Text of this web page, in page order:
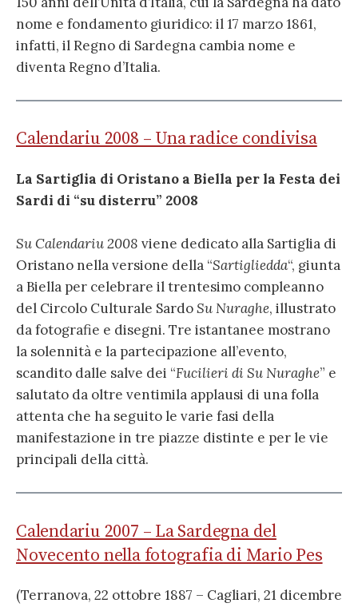
nome e fondamento giuridico: il 17 marzo 1861,
infatti, il Regno di Sardegna cambia nome e
diventa Regno d’Italia.
Calendariu 2008 – Una radice condivisa
La Sartiglia di Oristano a Biella per la Festa dei
Sardi di “su disterru” 2008
Su Calendariu 2008 viene dedicato alla Sartiglia di
Oristano nella versione della “Sartigliedda“, giunta
a Biella per celebrare il trentesimo compleanno
del Circolo Culturale SardoSu Nuraghe, illustrato
da fotografie e disegni. Tre istantanee mostrano
la solennità e la partecipazione all’evento,
scandito dalle salve dei “Fucilieri di Su Nuraghe” e
salutato da oltre ventimila applausi di una folla
attenta che ha seguito le varie fasi della
manifestazione in tre piazze distinte e per le vie
principali della città.
Calendariu 2007 – La Sardegna del
Novecento nella fotografia di Mario Pes
(Terranova, 22 ottobre 1887 – Cagliari, 21 dicembre